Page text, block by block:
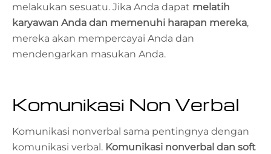
melakukan sesuatu. Jika Anda dapat melatih
karyawan Anda dan memenuhi harapan mereka,
mereka akan mempercayai Anda dan
mendengarkan masukan Anda.
Komunikasi Non Verbal
Komunikasi nonverbal sama pentingnya dengan
komunikasi verbal. Komunikasi nonverbal dan soft